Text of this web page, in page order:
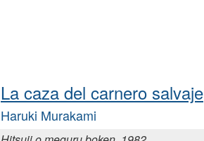
La caza del carnero salvaje
Haruki Murakami